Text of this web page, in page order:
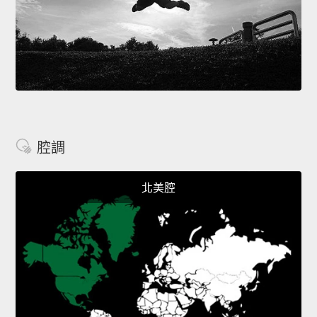
腔調
北美腔